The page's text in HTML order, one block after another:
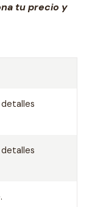
tu precio y